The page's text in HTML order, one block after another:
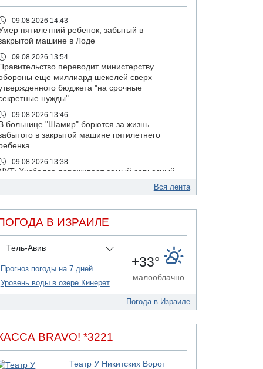
09.08.2026 14:43
пятилетний ребенок, забытый в
машине в Лоде
09.08.2026 13:54
Правительство переводит министерству
еще миллиард шекелей сверх
бюджета "на срочные
нужды"
09.08.2026 13:46
В больнице "Шамир" борются за жизнь
в закрытой машине пятилетнего
09.08.2026 13:38
Хизбалла переживает самый серьезный
в Мексике: четырехлетний
ребенок утонул, упав в бассейн
09.08.2026 08:30
Авиакомпания Air Canada вновь отсрочила
возвращение в Израиль
08.08.2026 14:43
Тело мужчины обнаружено сегодня на
08.08.2026 11:02
Вся лента
В ИЗРАИЛЕ
Тель-Авив
Прогноз погоды на 7 дней
Уровень воды в озере Кинерет
+33°
малооблачно
Погода в Израиле
BRAVO! *3221
Театр У Никитских Ворот